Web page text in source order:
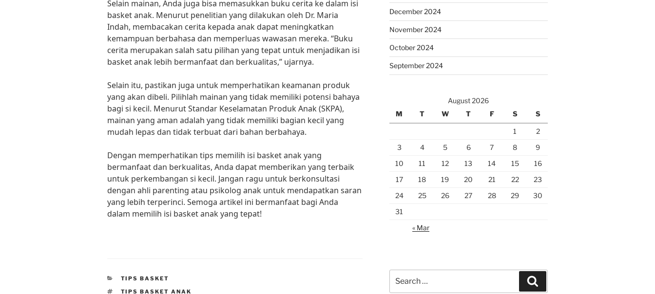
Selain mainan, Anda juga bisa memasukkan buku cerita ke dalam isi
basket anak. Menurut penelitian yang dilakukan oleh Dr. Maria
Indah, membacakan cerita kepada anak dapat meningkatkan
kemampuan berbahasa dan memperluas wawasan mereka. “Buku
cerita merupakan salah satu pilihan yang tepat untuk menjadikan isi
basket anak lebih bermanfaat dan berkualitas,” ujarnya.
Selain itu, pastikan juga untuk memperhatikan keamanan produk
yang akan dibeli. Pilihlah mainan yang tidak memiliki potensi bahaya
bagi si kecil. Menurut Standar Keselamatan Produk Anak (SKPA),
mainan yang aman adalah yang tidak memiliki bagian kecil yang
mudah lepas dan tidak terbuat dari bahan berbahaya.
Dengan memperhatikan tips memilih isi basket anak yang
bermanfaat dan berkualitas, Anda dapat memberikan yang terbaik
untuk perkembangan si kecil. Jangan ragu untuk berkonsultasi
dengan ahli parenting atau psikolog anak untuk mendapatkan saran
yang lebih terperinci. Semoga artikel ini bermanfaat bagi Anda
dalam memilih isi basket anak yang tepat!
CATEGORIES
TIPS BASKET
TAGS
TIPS BASKET ANAK
December 2024
November 2024
October 2024
September 2024
August 2026
M
T W T F S S
1
2
3
4 5 6 7 8
9
10
11 12 13 14 15
16
17
18 19 20 21 22
23
24
25 26 27 28 29
30
31
« Mar
for: